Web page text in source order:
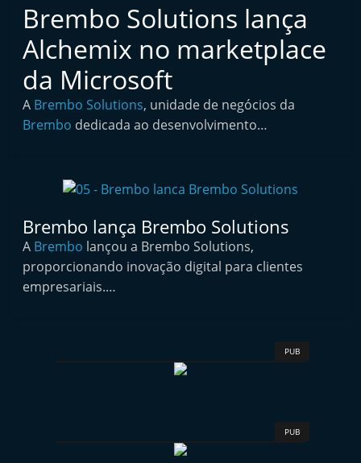
n
i
n
p
n
d
e
Brembo Solutions lança
Alchemix no marketplace
da Microsoft
A Brembo Solutions, unidade de negócios da
Brembo dedicada ao desenvolvimento…
Brembo lança Brembo Solutions
A Brembo lançou a Brembo Solutions,
proporcionando inovação digital para clientes
empresariais.…
PUB
PUB